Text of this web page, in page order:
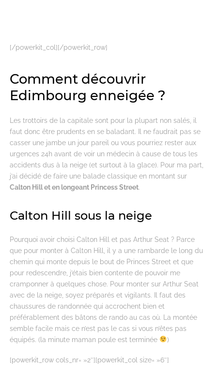
[/powerkit_col][/powerkit_row]
Comment découvrir
Edimbourg enneigée ?
Les trottoirs de la capitale sont pour la plupart non salés, il
faut donc être prudents en se baladant. Il ne faudrait pas se
casser une jambe un jour pareil ou vous pourriez rester aux
urgences 24h avant de voir un médecin à cause de tous les
accidents dus à la neige (et surtout à la glace). Pour ma part,
j’ai décidé de faire une balade classique en montant sur
Calton Hill et en longeant Princess Street.
Calton Hill sous la neige
Pourquoi avoir choisi Calton Hill et pas Arthur Seat ? Parce
que pour monter à Calton Hill, il y a une rambarde le long du
chemin qui monte depuis le bout de Princes Street et que
pour redescendre, j’étais bien contente de pouvoir me
cramponner à quelques chose. Pour monter sur Arthur Seat
avec de la neige, soyez préparés et vigilants. Il faut des
chaussures de randonnée qui accrochent bien et
préférablement des bâtons de rando au cas où. La montée
semble facile mais ce n’est pas le cas si vous n’êtes pas
équipés. (la minute maman poule est terminée
)
[powerkit_row cols_nr= »2″][powerkit_col size= »6″]